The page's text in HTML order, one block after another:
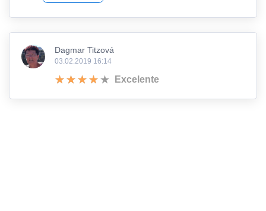
Dagmar Titzová
03.02.2019 16:14
Excelente